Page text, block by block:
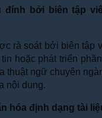
đính bởi biên tập
rà soát bởi biên tập
hoặc phát triển
thuật ngữ chuyên
nội dung.
hóa định dạng tài